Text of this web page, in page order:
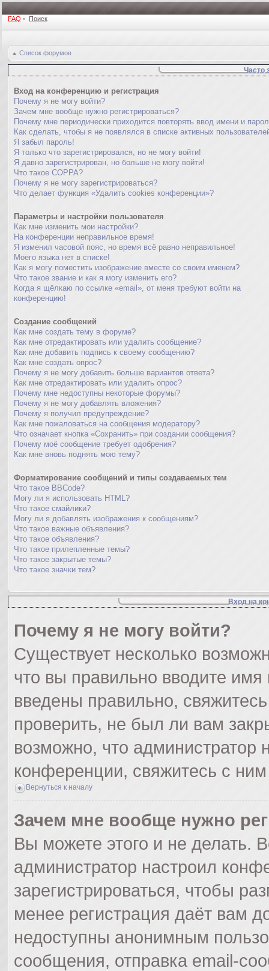
FAQ • Поиск
Список форумов
Часто
Вход на конференцию и регистрация
Почему я не могу войти?
Зачем мне вообще нужно регистрироваться?
Почему мне периодически приходится повторять ввод имени и
Как сделать, чтобы я не появлялся в списке активных
Я забыл пароль!
Я только что зарегистрировался, но не могу войти!
Я давно зарегистрирован, но больше не могу войти!
Что такое COPPA?
Почему я не могу зарегистрироваться?
Что делает функция «Удалить cookies конференции»?
Параметры и настройки пользователя
Как мне изменить мои настройки?
На конференции неправильное время!
Я изменил часовой пояс, но время всё равно неправильное!
Моего языка нет в списке!
Как я могу поместить изображение вместе со своим именем?
Что такое звание и как я могу изменить его?
Когда я щёлкаю по ссылке «email», от меня требуют войти на
конференцию!
Создание сообщений
Как мне создать тему в форуме?
Как мне отредактировать или удалить сообщение?
Как мне добавить подпись к своему сообщению?
Как мне создать опрос?
Почему я не могу добавить больше вариантов ответа?
Как мне отредактировать или удалить опрос?
Почему мне недоступны некоторые форумы?
Почему я не могу добавлять вложения?
Почему я получил предупреждение?
Как мне пожаловаться на сообщения модератору?
Что означает кнопка «Сохранить» при создании сообщения?
Почему моё сообщение требует одобрения?
Как мне вновь поднять мою тему?
Форматирование сообщений и типы создаваемых тем
Что такое BBCode?
Могу ли я использовать HTML?
Что такое смайлики?
Могу ли я добавлять изображения к сообщениям?
Что такое важные объявления?
Что такое объявления?
Что такое прилепленные темы?
Что такое закрытые темы?
Что такое значки тем?
Вход на
Почему я не могу войти?
Существует несколько
что вы правильно вводите
введены правильно,
проверить, не был ли вам
возможно, что администратор
конференции, свяжитесь с
Вернуться к началу
Зачем мне вообще нужно
Вы можете этого и не делать.
администратор настроил
зарегистрироваться, чтобы
менее регистрация даёт вам
недоступны анонимным
сообщения, отправка email-